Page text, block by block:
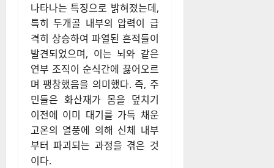
나타나는 특징으로 밝혀졌는데,
특히 두개골 내부의 압력이 급
격히 상승하여 파열된 흔적들이
발견되었으며, 이는 뇌와 같은
연부 조직이 순식간에 끓어오르
며 팽창했음을 의미했다. 즉, 주
민들은 화산재가 몸을 덮치기
이전에 이미 대기를 가득 채운
고온의 열풍에 의해 신체 내부
부터 파괴되는 과정을 겪은 것
이다.